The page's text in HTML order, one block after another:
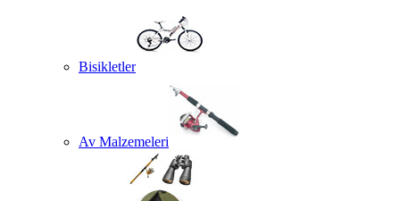
Bisikletler
Av Malzemeleri